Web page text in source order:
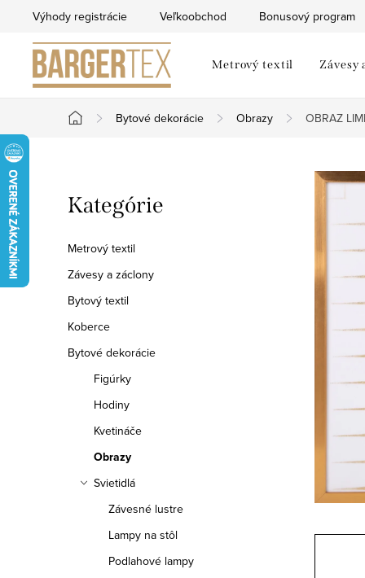
obsah
Výhody registrácie Veľkoobchod Bonusový program
Metrový textil Závesy
Domov
Bytové dekorácie Obrazy OBRAZ
o
č
n
ý
p
Preskočiť
kategórie
Kategórie
Metrový textil
Závesy a záclony
Bytový textil
Koberce
Bytové dekorácie
Figúrky
Hodiny
Kvetináče
Obrazy
Svietidlá
Závesné lustre
Lampy na stôl
Podlahové lampy